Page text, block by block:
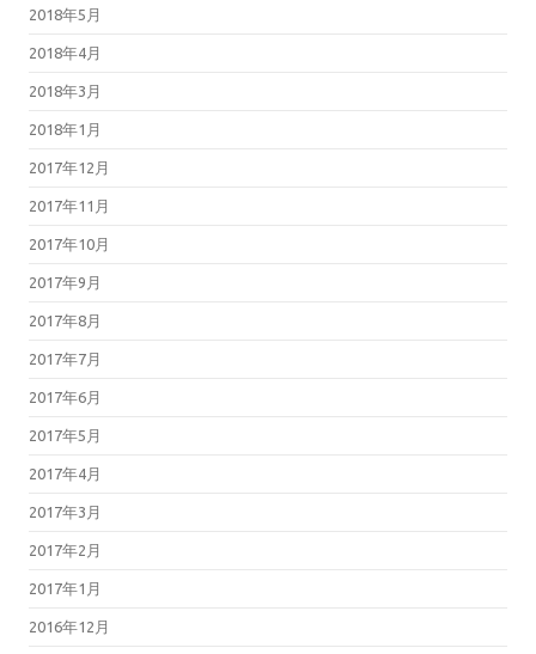
2018年5月
2018年4月
2018年3月
2018年1月
2017年12月
2017年11月
2017年10月
2017年9月
2017年8月
2017年7月
2017年6月
2017年5月
2017年4月
2017年3月
2017年2月
2017年1月
2016年12月